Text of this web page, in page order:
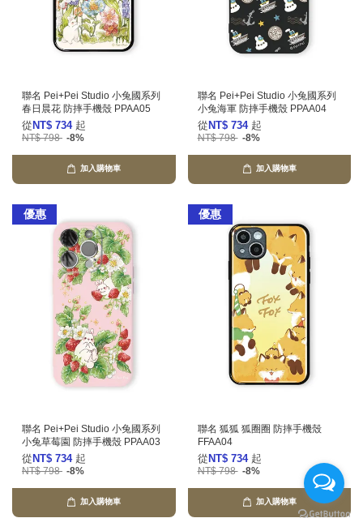
聯名 Pei+Pei Studio 小兔國系列
春日晨花 防摔手機殼 PPAA05
從 NT$ 734 起
NT$ 798 -8%
加入購物車
聯名 Pei+Pei Studio 小兔國系列
小兔海軍 防摔手機殼 PPAA04
從 NT$ 734 起
NT$ 798 -8%
加入購物車
優惠
聯名 Pei+Pei Studio 小兔國系列
小兔草莓園 防摔手機殼 PPAA03
從 NT$ 734 起
NT$ 798 -8%
加入購物車
優惠
聯名 狐狐 狐圈圈 防摔手機殼
FFAA04
從 NT$ 734 起
NT$ 798 -8%
加入購物車